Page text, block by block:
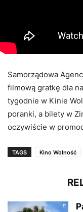
Samorządowa
filmową gratkę dla
tygodnie w Kinie
poranki, a bilety w
oczywiście w
TAGS Kino Wolność